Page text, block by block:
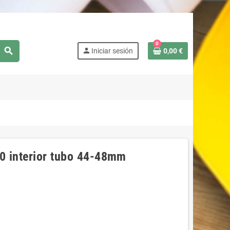
search person Iniciar sesión
0
0,00 €
interior tubo 44-48mm